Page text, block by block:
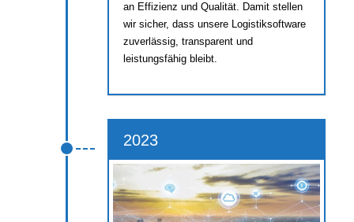
an Effizienz und Qualität. Damit stellen
wir sicher, dass unsere Logistiksoftware
zuverlässig, transparent und
leistungsfähig bleibt.
2023